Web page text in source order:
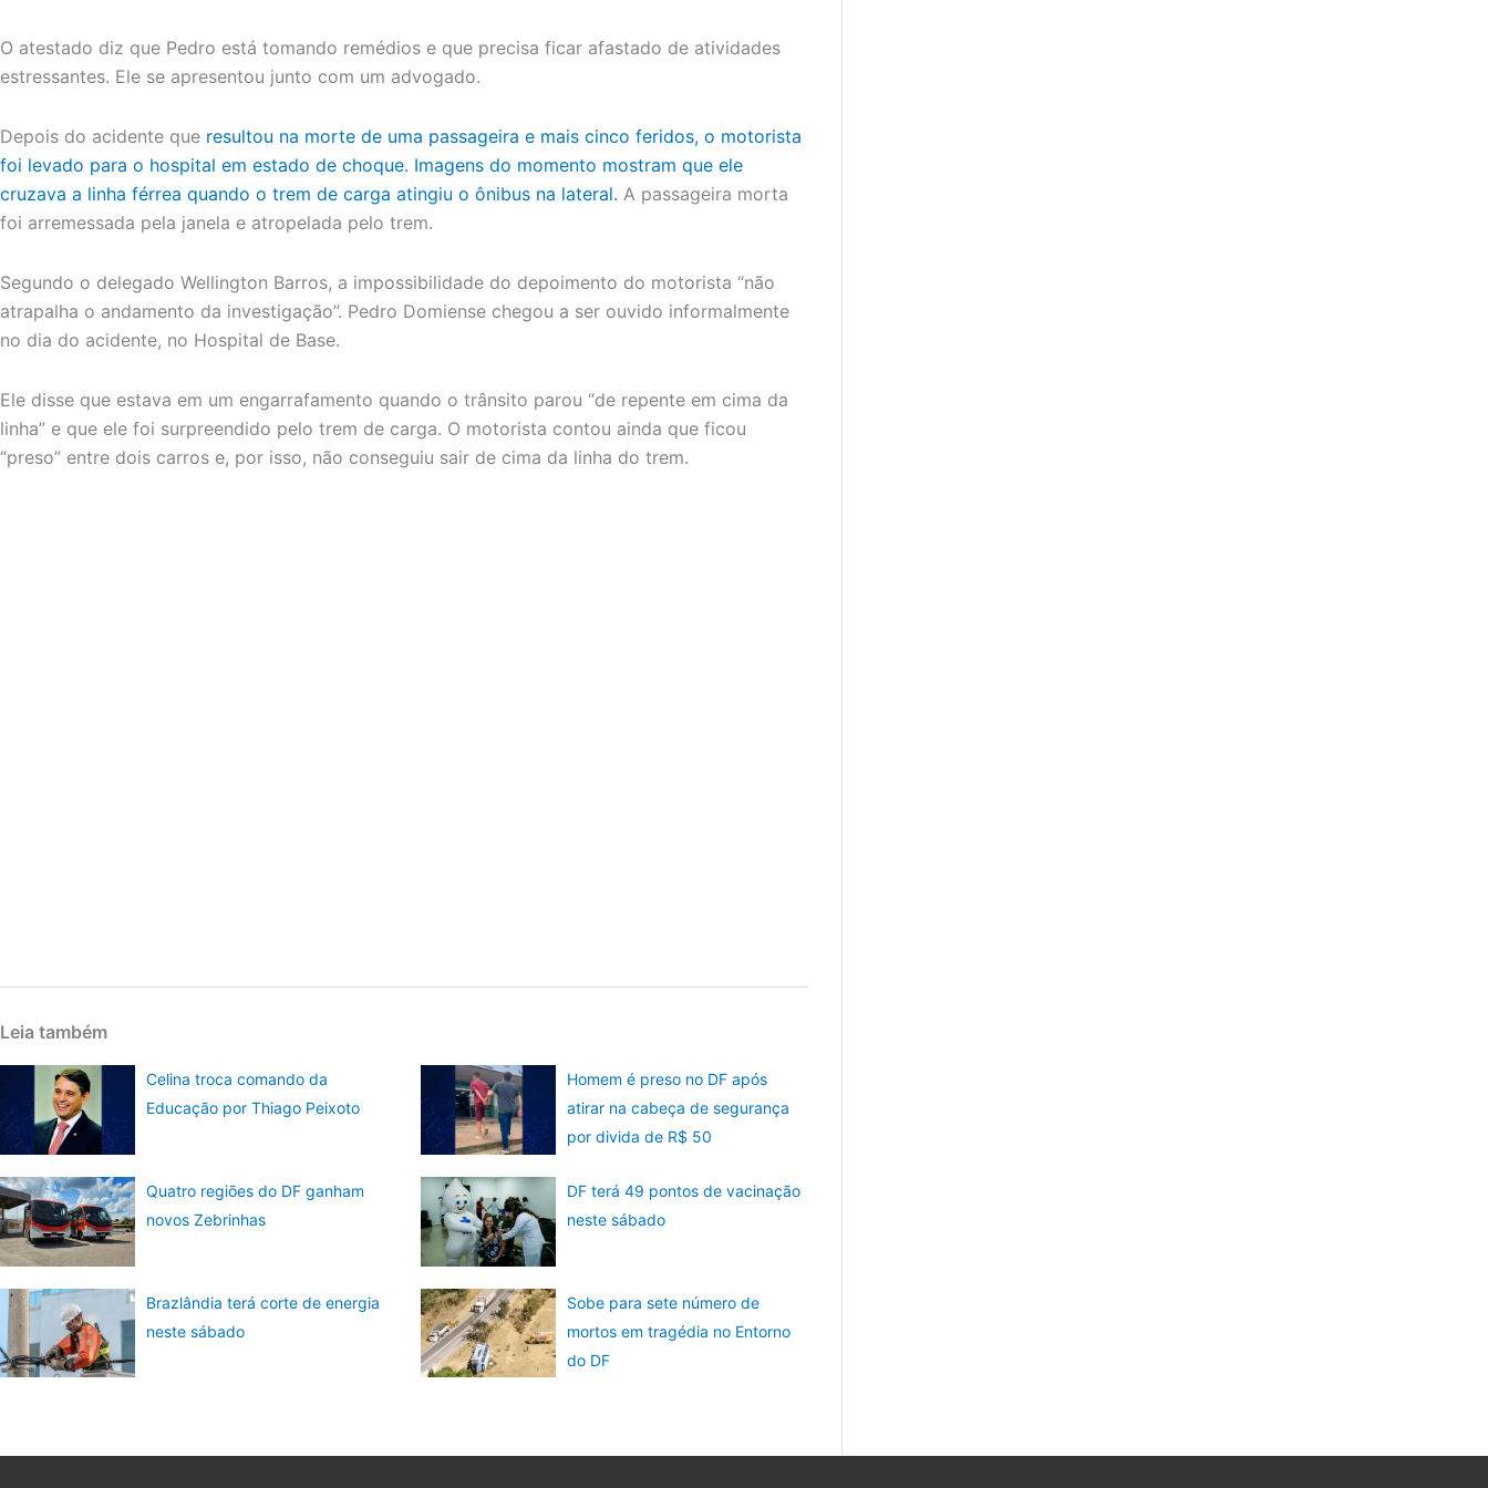
O atestado diz que Pedro está tomando remédios e que precisa ficar afastado de atividades
estressantes. Ele se apresentou junto com um advogado.
Depois do acidente que resultou na morte de uma passageira e mais cinco feridos, o motorista
foi levado para o hospital em estado de choque. Imagens do momento mostram que ele
cruzava a linha férrea quando o trem de carga atingiu o ônibus na lateral. A passageira morta
foi arremessada pela janela e atropelada pelo trem.
Segundo o delegado Wellington Barros, a impossibilidade do depoimento do motorista “não
atrapalha o andamento da investigação”. Pedro Domiense chegou a ser ouvido informalmente
no dia do acidente, no Hospital de Base.
Ele disse que estava em um engarrafamento quando o trânsito parou “de repente em cima da
linha” e que ele foi surpreendido pelo trem de carga. O motorista contou ainda que ficou
“preso” entre dois carros e, por isso, não conseguiu sair de cima da linha do trem.
Leia também
Celina troca comando da
Educação por Thiago Peixoto
Homem é preso no DF após
atirar na cabeça de segurança
por divida de R$ 50
Quatro regiões do DF ganham
novos Zebrinhas
DF terá 49 pontos de vacinação
neste sábado
Brazlândia terá corte de energia
neste sábado
Sobe para sete número de
mortos em tragédia no Entorno
do DF